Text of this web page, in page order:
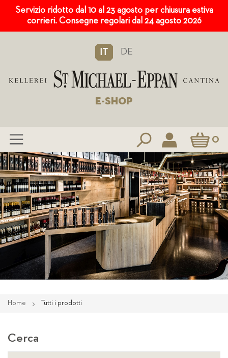
Servizio ridotto dal 10 al 23 agosto per chiusura estiva
corrieri. Consegne regolari dal 24 agosto 2026
IT DE
E-SHOP
Carrello0
Salta
al
contenuto
Home Tutti i prodotti
Cerca